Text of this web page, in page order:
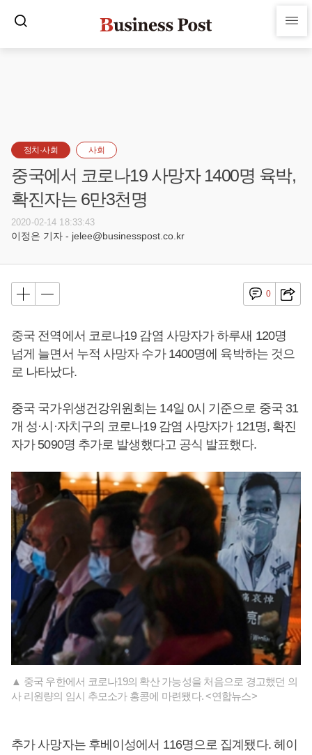
정치·사회 사회
중국에서 코로나19 사망자 1400명 육박,
확진자는 6만3천명
2020-02-14 18:33:43
이정은 기자 - jelee@businesspost.co.kr
0
중국 전역에서 코로나19 감염 사망자가 하루새 120명
넘게 늘면서 누적 사망자 수가 1400명에 육박하는 것으
로 나타났다.
중국 국가위생건강위원회는 14일 0시 기준으로 중국 31
개 성·시·자치구의 코로나19 감염 사망자가 121명, 확진
자가 5090명 추가로 발생했다고 공식 발표했다.
▲ 중국 우한에서 코로나19의 확산 가능성을 처음으로 경고했던 의
사 리원량의 임시 추모소가 홍콩에 마련됐다. <연합뉴스>
추가 사망자는 후베이성에서 116명으로 집계됐다. 헤이